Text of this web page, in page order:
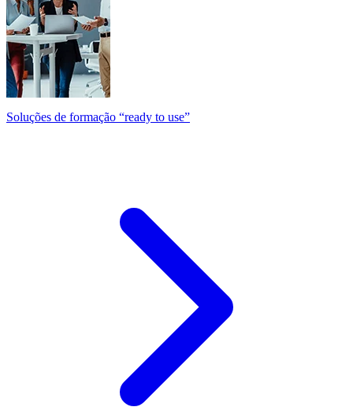
Soluções de formação “ready to use”